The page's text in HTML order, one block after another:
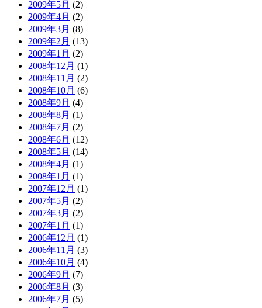
2009年5月 (2)
2009年4月 (2)
2009年3月 (8)
2009年2月 (13)
2009年1月 (2)
2008年12月 (1)
2008年11月 (2)
2008年10月 (6)
2008年9月 (4)
2008年8月 (1)
2008年7月 (2)
2008年6月 (12)
2008年5月 (14)
2008年4月 (1)
2008年1月 (1)
2007年12月 (1)
2007年5月 (2)
2007年3月 (2)
2007年1月 (1)
2006年12月 (1)
2006年11月 (3)
2006年10月 (4)
2006年9月 (7)
2006年8月 (3)
2006年7月 (5)